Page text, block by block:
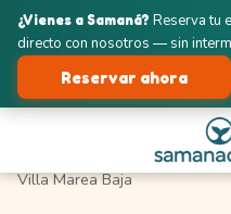
Turismo en Samaná El
Villa Marea Baja
¿Vienes a Samaná? Reserva tu
directo con nosotros — sin
Reservar ahora